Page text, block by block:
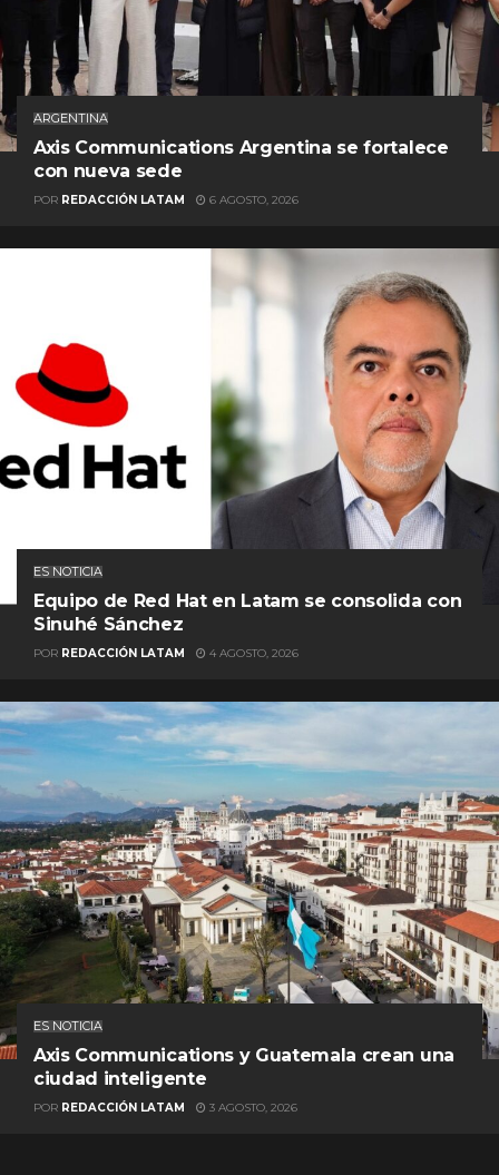
ARGENTINA
Axis Communications Argentina se fortalece
con nueva sede
POR REDACCIÓN LATAM 6 AGOSTO, 2026
ES NOTICIA
Equipo de Red Hat en Latam se consolida con
Sinuhé Sánchez
POR REDACCIÓN LATAM 4 AGOSTO, 2026
ES NOTICIA
Axis Communications y Guatemala crean una
ciudad inteligente
POR REDACCIÓN LATAM 3 AGOSTO, 2026